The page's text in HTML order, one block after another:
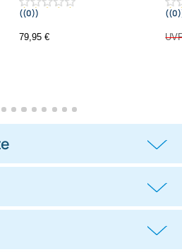
kaufen